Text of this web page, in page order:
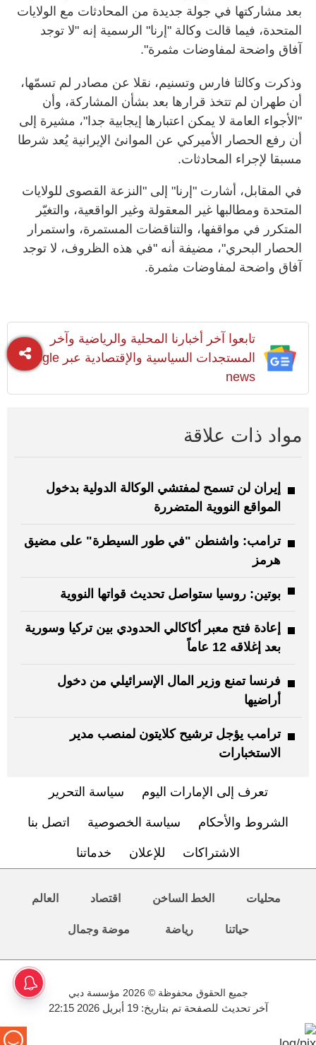
بعد مشاركتها في جولة جديدة من المحادثات مع الولايات
المتحدة، فيما قالت وكالة "إرنا" الرسمية إنه "لا توجد
آفاق واضحة لمفاوضات مثمرة".
وذكرت وكالتا فارس وتسنيم، نقلا عن مصادر لم تسمّها،
أن طهران لم تتخذ قرارها بعد بشأن المشاركة، وأن
"الأجواء العامة لا يمكن اعتبارها إيجابية جدا"، مشيرة إلى
أن رفع الحصار الأميركي عن الموانئ الإيرانية يُعد شرطا
مسبقا لإجراء المحادثات.
في المقابل، أشارت "إرنا" إلى "النزعة القصوى للولايات
المتحدة ومطالبها غير المعقولة وغير الواقعية، والتغيّر
المتكرر في مواقفها، والتناقضات المستمرة، واستمرار
الحصار البحري"، مضيفة أنه "في هذه الظروف، لا توجد
آفاق واضحة لمفاوضات مثمرة.
تابعوا آخر أخبارنا المحلية والرياضية وآخر
المستجدات السياسية والإقتصادية عبر Google
news
مواد ذات علاقة
إيران لن تسمح لمفتشي الوكالة الدولية بدخول
المواقع النووية المتضررة
ترامب: واشنطن "في طور السيطرة" على مضيق
هرمز
بوتين: روسيا ستواصل تحديث قواتها النووية
إعادة فتح معبر أكاكالي الحدودي بين تركيا وسورية
بعد إغلاقه 12 عاماً
فرنسا تمنع وزير المال الإسرائيلي من دخول
أراضيها
ترامب يؤجل ترشيح كلايتون لمنصب مدير
الاستخبارات
تعرف إلى الإمارات اليوم سياسة التحرير
الشروط والأحكام سياسة الخصوصية اتصل بنا
الاشتراكات للإعلان خدماتنا
محليات الخط الساخن اقتصاد العالم
حياتنا رياضة موضة وجمال
جميع الحقوق محفوظة © 2026 مؤسسة دبي
آخر تحديث للصفحة تم بتاريخ: 19 أبريل 2026 22:15